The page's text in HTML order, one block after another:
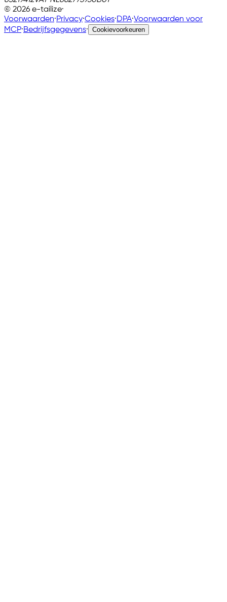
© 2026 e-tailize·
Voorwaarden·Privacy·Cookies·DPA·Voorwaarden voor
MCP·Bedrijfsgegevens· Cookievoorkeuren